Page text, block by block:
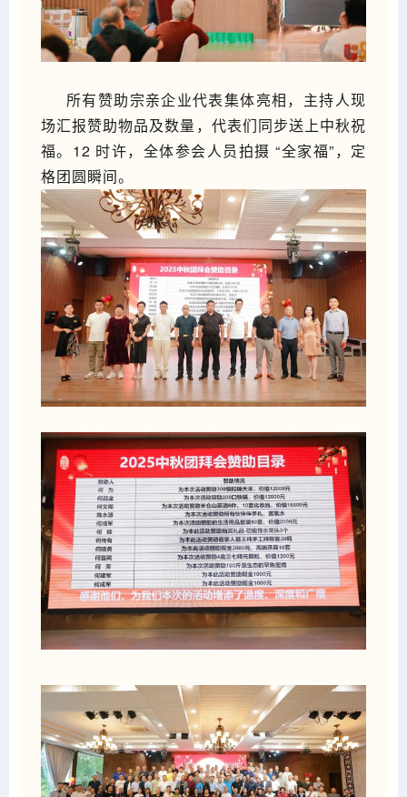
所有赞助宗亲企业代表集体亮相，主持人现
场汇报赞助物品及数量，代表们同步送上中秋祝
福。12 时许，全体参会人员拍摄 “全家福”，定
格团圆瞬间。